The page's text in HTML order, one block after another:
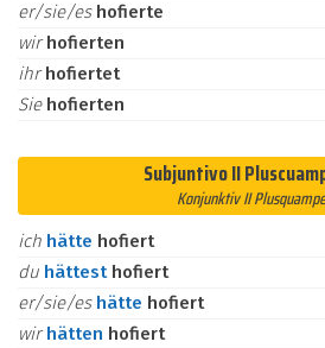
er/sie/es hofierte
wirhofierten
ihrhofiertet
Sie hofierten
Subjuntivo II
Konjunktiv II
ich hätte hofiert
du hättest hofiert
er/sie/es hätte hofiert
wirhätten hofiert